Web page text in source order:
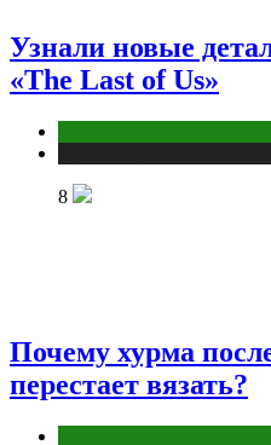
Узнали новые
«The Last of Us»
8
Почему хурма
перестает вязать?